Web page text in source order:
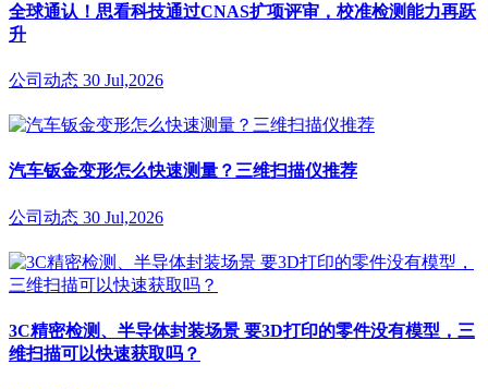
全球通认！思看科技通过CNAS扩项评审，校准检测能力再跃
升
公司动态 30 Jul,2026
汽车钣金变形怎么快速测量？三维扫描仪推荐
公司动态 30 Jul,2026
3C精密检测、半导体封装场景 要3D打印的零件没有模型，三
维扫描可以快速获取吗？